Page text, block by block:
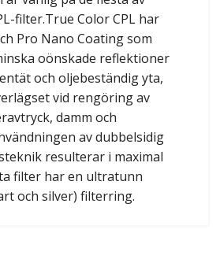
filter.True Color CPL har
Pro Nano Coating som
oönskade reflektioner
och oljebeständig yta,
vid rengöring av
damm och
av dubbelsidig
resulterar i maximal
filter har en ultratunn
och silver) filterring.